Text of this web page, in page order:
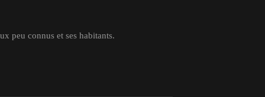
peu connus et ses habitants.